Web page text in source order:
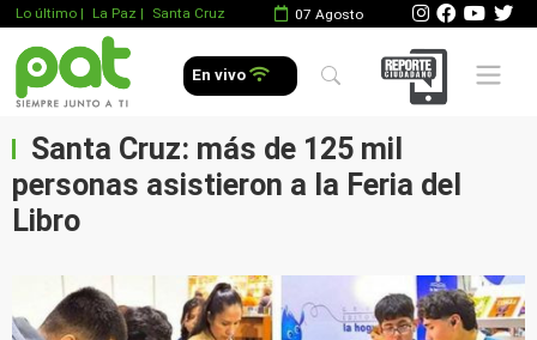
Lo último | La Paz | Santa Cruz 07 Agosto
En vivo Mobile
Santa Cruz: más de 125 mil
personas asistieron a la Feria del
Libro